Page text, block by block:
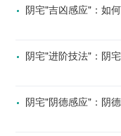
阴宅"吉凶感应"：如
阴宅"进阶技法"：阴
阴宅"阴德感应"：阴